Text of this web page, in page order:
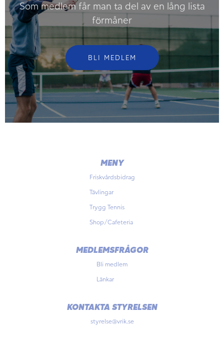
Som medlem får man ta del av en lång lista
förmåner
BLI MEDLEM
MENY
Friskvårdsbidrag
Tävlingar
Trygg Tennis
Shop/Cafeteria
MEDLEMSFRÅGOR
Bli medlem
Länkar
KONTAKTA STYRELSEN
styrelse@vrik.se